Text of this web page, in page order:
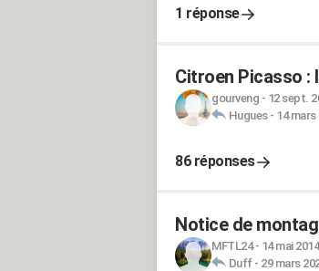
1 réponse
Citroen Picasso :
gourveng - 12 sept.
Hugues- 14 mars
86 réponses
Notice de
MFTL24- 14 mai
Duff- 29 mars